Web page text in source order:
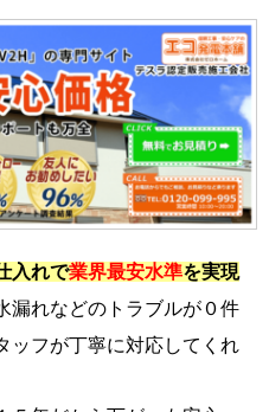
入れで業界最安水準を実現
漏れなどのトラブルが０件
ッフが丁寧に対応してくれ